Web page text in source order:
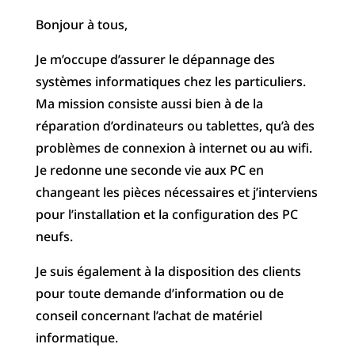
Bonjour à tous,
Je m’occupe d’assurer le dépannage des
systèmes informatiques chez les particuliers.
Ma mission consiste aussi bien à de la
réparation d’ordinateurs ou tablettes, qu’à des
problèmes de connexion à internet ou au wifi.
Je redonne une seconde vie aux PC en
changeant les pièces nécessaires et j’interviens
pour l’installation et la configuration des PC
neufs.
Je suis également à la disposition des clients
pour toute demande d’information ou de
conseil concernant l’achat de matériel
informatique.